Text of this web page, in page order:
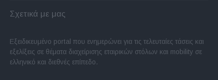
Σχετικά με μας
Εξειδικευμένο portal που ενημερώνει για τις τελευταίες τάσεις και
εξελίξεις σε θέματα διαχείρισης εταιρικών στόλων και mobility σε
ελληνικό και διεθνές επίπεδο.